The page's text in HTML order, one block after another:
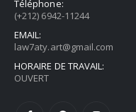
Téléphone:
(+212) 6942-11244
EMAIL:
law7aty.art@gmail.com
HORAIRE DE TRAVAIL:
OUVERT